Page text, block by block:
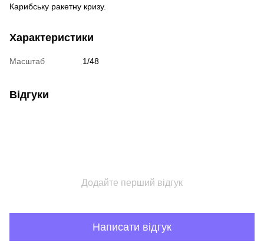
Карибську ракетну кризу.
Характеристики
Масштаб 1/48
Відгуки
Додайте перший відгук
Написати відгук